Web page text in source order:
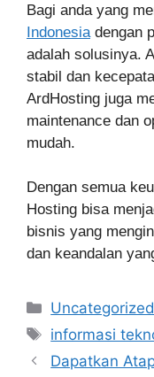
Bagi anda yang
Indonesia dengan
adalah solusinya.
stabil dan
ArdHosting juga
maintenance dan
mudah.
Dengan semua
Hosting bisa
bisnis yang
dan keandalan
Categories
Uncategorized
Tags
informasi
Dapatkan